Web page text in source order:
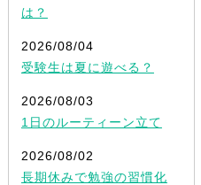
は？
2026/08/04
受験生は夏に遊べる？
2026/08/03
1日のルーティーン立て
2026/08/02
長期休みで勉強の習慣化